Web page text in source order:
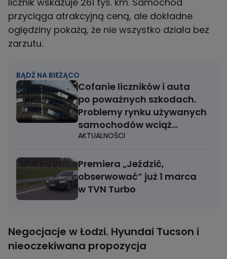
przyciąga atrakcyjną ceną, ale dokładne
oględziny pokażą, że nie wszystko działa bez
zarzutu.
BĄDŹ NA BIEŻĄCO
Cofanie liczników i auta
po poważnych szkodach.
Problemy rynku używanych
samochodów wciąż
aktualne
AKTUALNOŚCI
Premiera „Jeździć,
obserwować” już 1 marca
w TVN Turbo
Negocjacje w Łodzi. Hyundai Tucson i
nieoczekiwana propozycja